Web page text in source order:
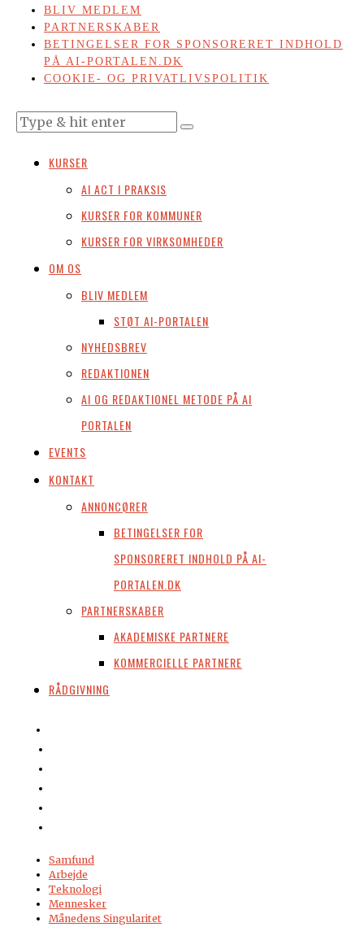
BLIV MEDLEM
PARTNERSKABER
BETINGELSER FOR SPONSORERET INDHOLD
PÅ AI-PORTALEN.DK
COOKIE- OG PRIVATLIVSPOLITIK
KURSER
AI ACT I PRAKSIS
KURSER FOR KOMMUNER
KURSER FOR VIRKSOMHEDER
OM OS
BLIV MEDLEM
STØT AI-PORTALEN
NYHEDSBREV
REDAKTIONEN
AI OG REDAKTIONEL METODE PÅ AI
PORTALEN
EVENTS
KONTAKT
ANNONCØRER
BETINGELSER FOR
SPONSORERET INDHOLD PÅ AI-
PORTALEN.DK
PARTNERSKABER
AKADEMISKE PARTNERE
KOMMERCIELLE PARTNERE
RÅDGIVNING
Samfund
Arbejde
Teknologi
Mennesker
Månedens Singularitet